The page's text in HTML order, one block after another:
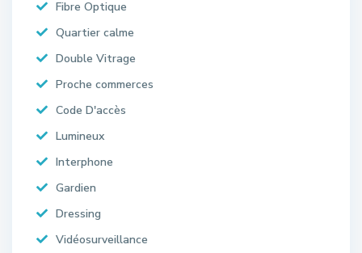
Fibre Optique
Quartier calme
Double Vitrage
Proche commerces
Code D'accès
Lumineux
Interphone
Gardien
Dressing
Vidéosurveillance